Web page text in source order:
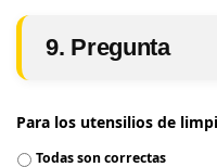
9. Pregunta
Para los utensilios de
Todas son correctas